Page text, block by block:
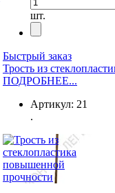
шт.
Быстрый заказ
Трость из
ПОДРОБНЕЕ...
Артикул: 21
.